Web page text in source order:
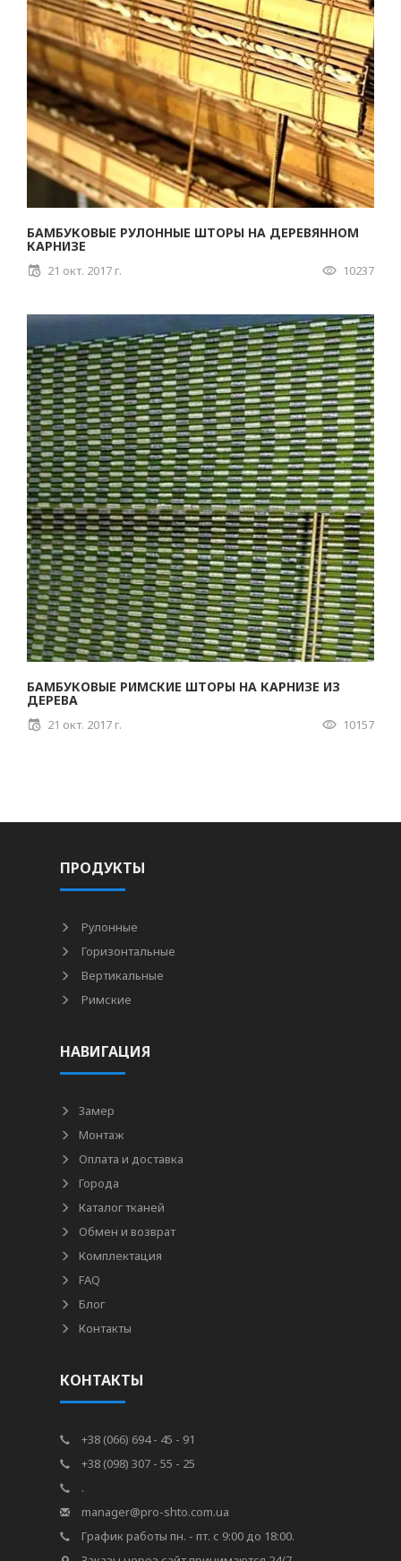
БАМБУКОВЫЕ РУЛОННЫЕ ШТОРЫ НА ДЕРЕВЯННОМ
КАРНИЗЕ
21 окт. 2017 г. 10237
БАМБУКОВЫЕ РИМСКИЕ ШТОРЫ НА КАРНИЗЕ ИЗ
ДЕРЕВА
21 окт. 2017 г. 10157
ПРОДУКТЫ
Рулонные
Горизонтальные
Вертикальные
Римские
НАВИГАЦИЯ
Замер
Монтаж
Оплата и доставка
Города
Каталог тканей
Обмен и возврат
Комплектация
FAQ
Блог
Контакты
КОНТАКТЫ
+38 (066) 694 - 45 - 91
+38 (098) 307 - 55 - 25
.
manager@pro-shto.com.ua
График работы пн. - пт. с 9:00 до 18:00.